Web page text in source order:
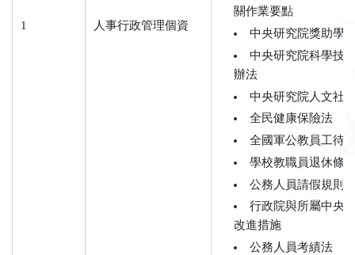
1 人事行政管理個資
關作業要點
中央研究院獎助學
中央研究院科學技
辦法
中央研究院人文社
全民健康保險法
全國軍公教員工待
學校教職員退休條
公務人員請假規則
行政院與所屬中央
改進措施
公務人員考績法